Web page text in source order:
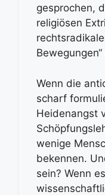
gesprochen,
religiösen
Wenn die
scharf
Heidenangst
wenige
bekennen.
sein? Wenn